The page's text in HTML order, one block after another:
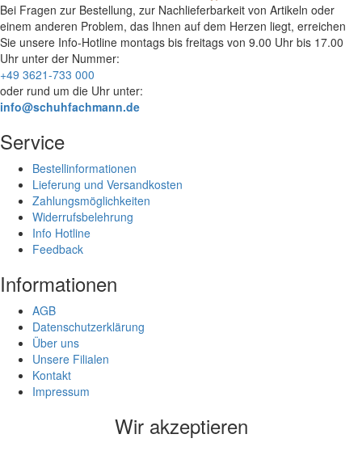
Bei Fragen zur Bestellung, zur Nachlieferbarkeit von Artikeln oder
einem anderen Problem, das Ihnen auf dem Herzen liegt, erreichen
Sie unsere Info-Hotline montags bis freitags von 9.00 Uhr bis 17.00
Uhr unter der Nummer:
+49 3621-733 000
oder rund um die Uhr unter:
info@schuhfachmann.de
Service
Bestellinformationen
Lieferung und Versandkosten
Zahlungsmöglichkeiten
Widerrufsbelehrung
Info Hotline
Feedback
Informationen
AGB
Datenschutzerklärung
Über uns
Unsere Filialen
Kontakt
Impressum
Wir akzeptieren